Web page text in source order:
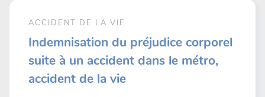
ACCIDENT DE LA VIE
Indemnisation du préjudice corporel
suite à un accident dans le métro,
accident de la vie